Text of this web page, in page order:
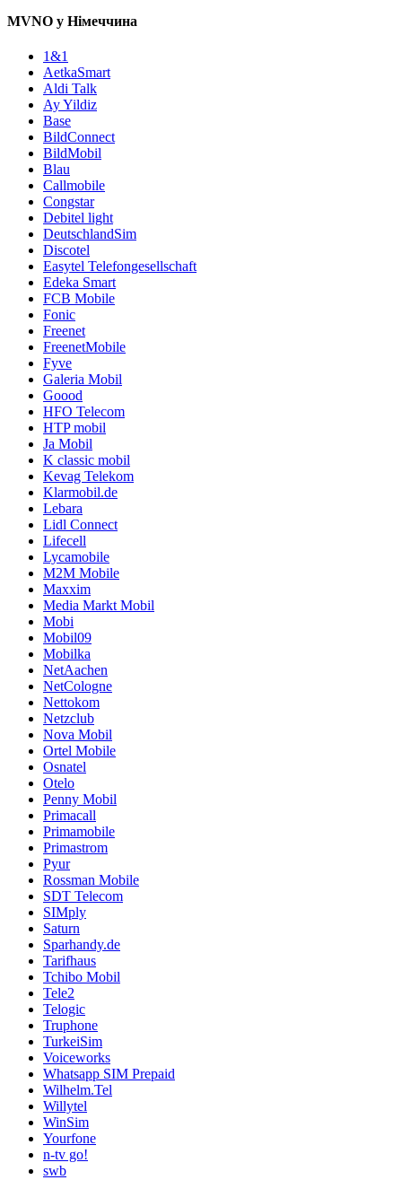
MVNO у Німеччина
1&1
AetkaSmart
Aldi Talk
Ay Yildiz
Base
BildConnect
BildMobil
Blau
Callmobile
Congstar
Debitel light
DeutschlandSim
Discotel
Easytel Telefongesellschaft
Edeka Smart
FCB Mobile
Fonic
Freenet
FreenetMobile
Fyve
Galeria Mobil
Goood
HFO Telecom
HTP mobil
Ja Mobil
K classic mobil
Kevag Telekom
Klarmobil.de
Lebara
Lidl Connect
Lifecell
Lycamobile
M2M Mobile
Maxxim
Media Markt Mobil
Mobi
Mobil09
Mobilka
NetAachen
NetCologne
Nettokom
Netzclub
Nova Mobil
Ortel Mobile
Osnatel
Otelo
Penny Mobil
Primacall
Primamobile
Primastrom
Pyur
Rossman Mobile
SDT Telecom
SIMply
Saturn
Sparhandy.de
Tarifhaus
Tchibo Mobil
Tele2
Telogic
Truphone
TurkeiSim
Voiceworks
Whatsapp SIM Prepaid
Wilhelm.Tel
Willytel
WinSim
Yourfone
n-tv go!
swb